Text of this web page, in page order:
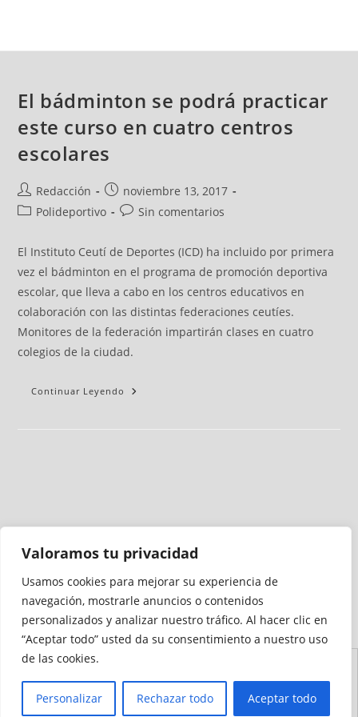
Valoramos tu privacidad
Usamos cookies para mejorar su experiencia de
navegación, mostrarle anuncios o contenidos
personalizados y analizar nuestro tráfico. Al hacer clic en
“Aceptar todo” usted da su consentimiento a nuestro uso
de las cookies.
Personalizar Rechazar todo Aceptar todo
El bádminton se podrá practicar
este curso en cuatro centros
escolares
Redacción
noviembre 13, 2017
Polideportivo
Sin comentarios
El Instituto Ceutí de Deportes (ICD) ha incluido por primera
vez el bádminton en el programa de promoción deportiva
escolar, que lleva a cabo en los centros educativos en
colaboración con las distintas federaciones ceutíes.
Monitores de la federación impartirán clases en cuatro
colegios de la ciudad.
Continuar Leyendo
Medio auditado por
Accesibilidad
Sitio
Cookies
Privacidad